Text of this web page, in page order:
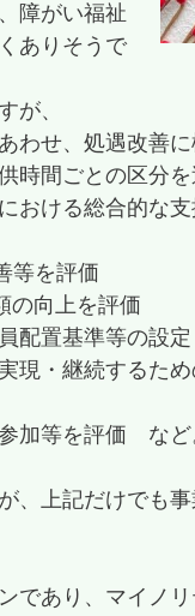
障がい福祉
ありそうで
が、
わせ、処遇改善
時間ごとの区分を
おける総合的な
等を評価
の向上を評価
配置基準等の設定
現・継続するた
加等を評価 など
、上記だけでも
であり、マイノ